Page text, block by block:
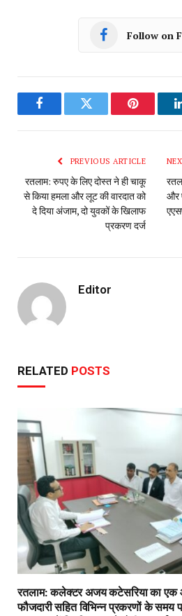
Follow on
FacebookTwitter Pinterest
PREVIOUS ARTICLE
रतलाम: रुपए के लिए दोस्त ने ही चाकू
से किया हमला और लूट की वारदात को
दे दिया अंजाम, दो युवकों के खिलाफ
प्रकरण दर्ज
और
Editor
RELATED POSTS
रतलाम: कलेक्टर अजय कटेसरिया का
फौजदारी सहित विभिन्न प्रकरणों के